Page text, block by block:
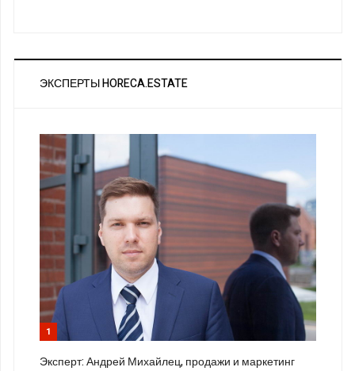
ЭКСПЕРТЫ HORECA.ESTATE
1
Эксперт: Андрей Михайлец, продажи и маркетинг